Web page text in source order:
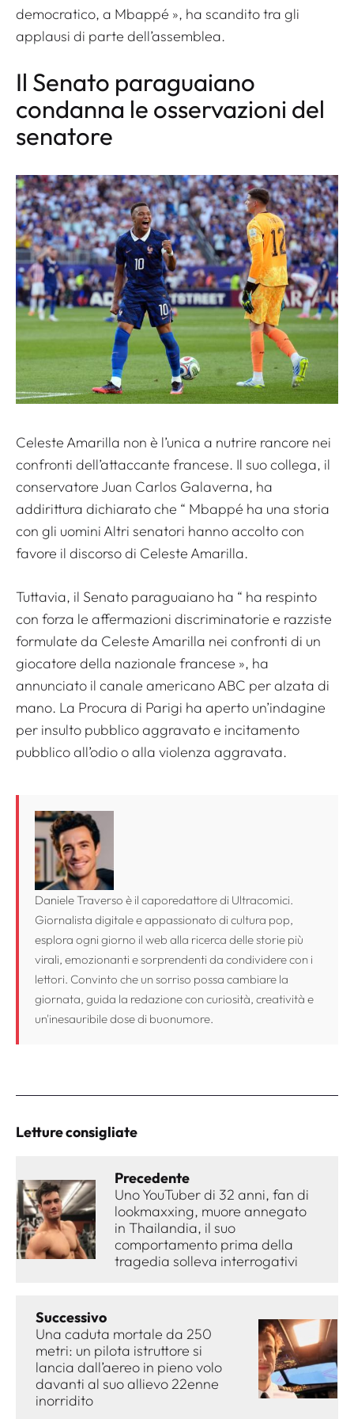
democratico, a Mbappé », ha scandito tra gli
applausi di parte dell’assemblea.
Il Senato paraguaiano
condanna le osservazioni del
senatore
Celeste Amarilla non è l’unica a nutrire rancore nei
confronti dell’attaccante francese. Il suo collega, il
conservatore Juan Carlos Galaverna, ha
addirittura dichiarato che “ Mbappé ha una storia
con gli uomini Altri senatori hanno accolto con
favore il discorso di Celeste Amarilla.
Tuttavia, il Senato paraguaiano ha “ ha respinto
con forza le affermazioni discriminatorie e razziste
formulate da Celeste Amarilla nei confronti di un
giocatore della nazionale francese », ha
annunciato il canale americano ABC per alzata di
mano. La Procura di Parigi ha aperto un’indagine
per insulto pubblico aggravato e incitamento
pubblico all’odio o alla violenza aggravata.
Daniele Traverso è il caporedattore di Ultracomici.
Giornalista digitale e appassionato di cultura pop,
esplora ogni giorno il web alla ricerca delle storie più
virali, emozionanti e sorprendenti da condividere con i
lettori. Convinto che un sorriso possa cambiare la
giornata, guida la redazione con curiosità, creatività e
un'inesauribile dose di buonumore.
Letture consigliate
Precedente
Uno YouTuber di 32 anni, fan di
lookmaxxing, muore annegato
in Thailandia, il suo
comportamento prima della
tragedia solleva interrogativi
Successivo
Una caduta mortale da 250
metri: un pilota istruttore si
lancia dall’aereo in pieno volo
davanti al suo allievo 22enne
inorridito